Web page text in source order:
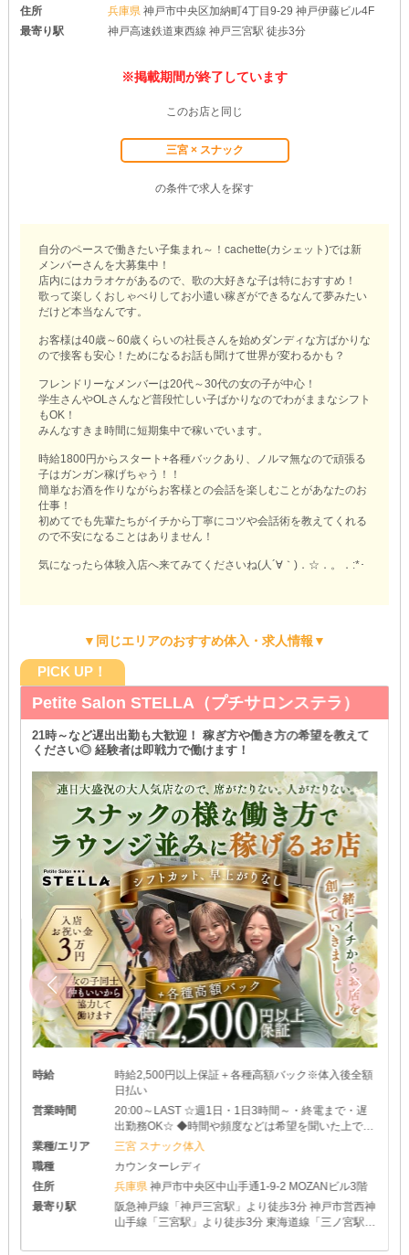
住所
兵庫県神戸市中央区加納町4丁目9-29 神戸伊藤ビル4F
最寄り駅
神戸高速鉄道東西線 神戸三宮駅 徒歩3分
※掲載期間が終了しています
このお店と同じ
三宮 × スナック
の条件で求人を探す
自分のペースで働きたい子集まれ～！cachette(カシェット)では新
メンバーさんを大募集中！
店内にはカラオケがあるので、歌の大好きな子は特におすすめ！
歌って楽しくおしゃべりしてお小遣い稼ぎができるなんて夢みたい
だけど本当なんです。
お客様は40歳～60歳くらいの社長さんを始めダンディな方ばかりな
ので接客も安心！ためになるお話も聞けて世界が変わるかも？
フレンドリーなメンバーは20代～30代の女の子が中心！
学生さんやOLさんなど普段忙しい子ばかりなのでわがままなシフト
もOK！
みんなすきま時間に短期集中で稼いでいます。
時給1800円からスタート+各種バックあり、ノルマ無なので頑張る
子はガンガン稼げちゃう！！
簡単なお酒を作りながらお客様との会話を楽しむことがあなたのお
仕事！
初めてでも先輩たちがイチから丁寧にコツや会話術を教えてくれる
ので不安になることはありません！
気になったら体験入店へ来てみてくださいね(人´∀｀)．☆．。．:*･
▼同じエリアのおすすめ体入・求人情報▼
PICK UP！
Petite Salon STELLA（プチサロンステラ）
21時～など遅出出勤も大歓迎！ 稼ぎ方や働き方の希望を教えて
ください◎ 経験者は即戦力で働けます！
時給
時給2,500円以上保証＋各種高額バック※体入後全額
日払い
営業時間
20:00～LAST ☆週1日・1日3時間～・終電まで・遅
出勤務OK☆ ◆時間や頻度などは希望を聞いた上で決
めさせて頂きます♪ ◆レギュラー出勤ももちろんOK
業種/エリア
三宮 スナック体入
職種
カウンターレディ
住所
兵庫県神戸市中央区中山手通1-9-2 MOZANビル3階
最寄り駅
阪急神戸線「神戸三宮駅」より徒歩3分 神戸市営西神
山手線「三宮駅」より徒歩3分 東海道線「三ノ宮駅」